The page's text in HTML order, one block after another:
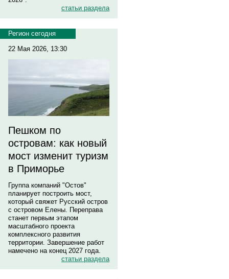
статьи раздела
Регион сегодня
22 Мая 2026, 13:30
Пешком по
островам: как новый
мост изменит туризм
в Приморье
Группа компаний "Остов"
планирует построить мост,
который свяжет Русский остров
с островом Елены. Переправа
станет первым этапом
масштабного проекта
комплексного развития
территории. Завершение работ
намечено на конец 2027 года.
статьи раздела